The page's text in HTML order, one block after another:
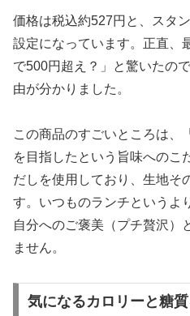
価格は税込約527円 と、スタ
設定になっています。正直、
で500円超え？」と驚いたの
由が分かりました。
この商品のすごいところは、
を目指したという旨味へのこ
だしを使用しており、生地そ
す。いつものランチというよ
自分へのご褒美（プチ贅沢）
ません。
気になるカロリーと糖